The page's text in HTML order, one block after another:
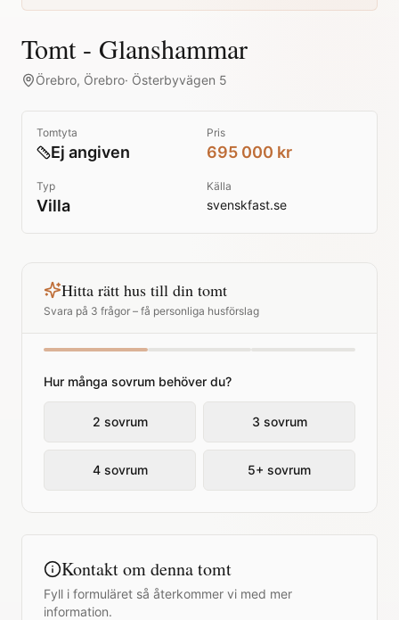
Tomt - Glanshammar
Örebro, Örebro· Österbyvägen 5
Tomtyta
Ej angiven
Pris
695 000 kr
Typ
Villa
Källa
svenskfast.se
Hitta rätt hus till din tomt
Svara på 3 frågor – få personliga husförslag
Hur många sovrum behöver du?
2 sovrum 3 sovrum
4 sovrum 5+ sovrum
Kontakt om denna tomt
Fyll i formuläret så återkommer vi med mer
information.